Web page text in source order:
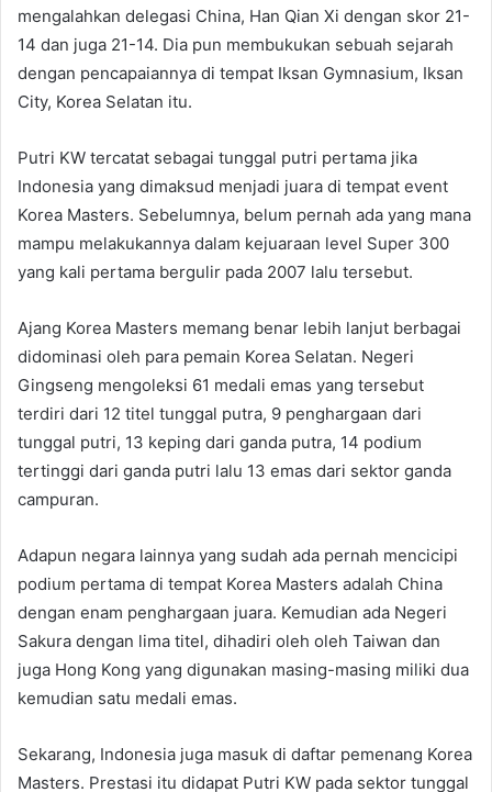
mengalahkan delegasi China, Han Qian Xi dengan skor 21-
14 dan juga 21-14. Dia pun membukukan sebuah sejarah
dengan pencapaiannya di tempat Iksan Gymnasium, Iksan
City, Korea Selatan itu.
Putri KW tercatat sebagai tunggal putri pertama jika
Indonesia yang dimaksud menjadi juara di tempat event
Korea Masters. Sebelumnya, belum pernah ada yang mana
mampu melakukannya dalam kejuaraan level Super 300
yang kali pertama bergulir pada 2007 lalu tersebut.
Ajang Korea Masters memang benar lebih lanjut berbagai
didominasi oleh para pemain Korea Selatan. Negeri
Gingseng mengoleksi 61 medali emas yang tersebut
terdiri dari 12 titel tunggal putra, 9 penghargaan dari
tunggal putri, 13 keping dari ganda putra, 14 podium
tertinggi dari ganda putri lalu 13 emas dari sektor ganda
campuran.
Adapun negara lainnya yang sudah ada pernah mencicipi
podium pertama di tempat Korea Masters adalah China
dengan enam penghargaan juara. Kemudian ada Negeri
Sakura dengan lima titel, dihadiri oleh oleh Taiwan dan
juga Hong Kong yang digunakan masing-masing miliki dua
kemudian satu medali emas.
Sekarang, Indonesia juga masuk di daftar pemenang Korea
Masters. Prestasi itu didapat Putri KW pada sektor tunggal